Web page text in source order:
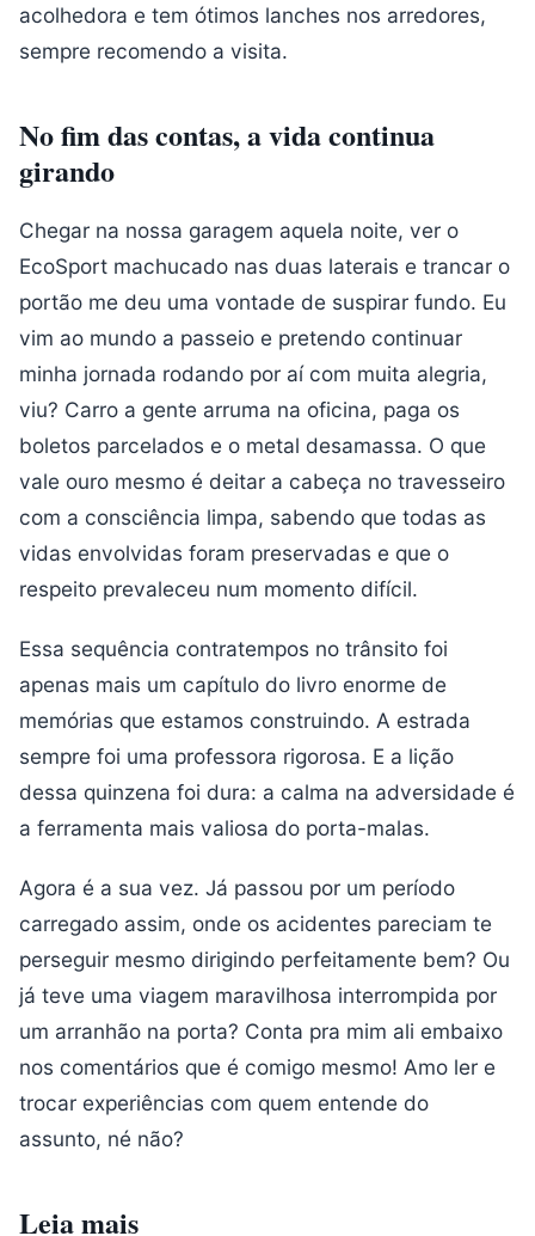
acolhedora e tem ótimos lanches nos arredores,
sempre recomendo a visita.
No fim das contas, a vida continua
girando
Chegar na nossa garagem aquela noite, ver o
EcoSport machucado nas duas laterais e trancar o
portão me deu uma vontade de suspirar fundo. Eu
vim ao mundo a passeio e pretendo continuar
minha jornada rodando por aí com muita alegria,
viu? Carro a gente arruma na oficina, paga os
boletos parcelados e o metal desamassa. O que
vale ouro mesmo é deitar a cabeça no travesseiro
com a consciência limpa, sabendo que todas as
vidas envolvidas foram preservadas e que o
respeito prevaleceu num momento difícil.
Essa sequência contratempos no trânsito foi
apenas mais um capítulo do livro enorme de
memórias que estamos construindo. A estrada
sempre foi uma professora rigorosa. E a lição
dessa quinzena foi dura: a calma na adversidade é
a ferramenta mais valiosa do porta-malas.
Agora é a sua vez. Já passou por um período
carregado assim, onde os acidentes pareciam te
perseguir mesmo dirigindo perfeitamente bem? Ou
já teve uma viagem maravilhosa interrompida por
um arranhão na porta? Conta pra mim ali embaixo
nos comentários que é comigo mesmo! Amo ler e
trocar experiências com quem entende do
assunto, né não?
Leia mais